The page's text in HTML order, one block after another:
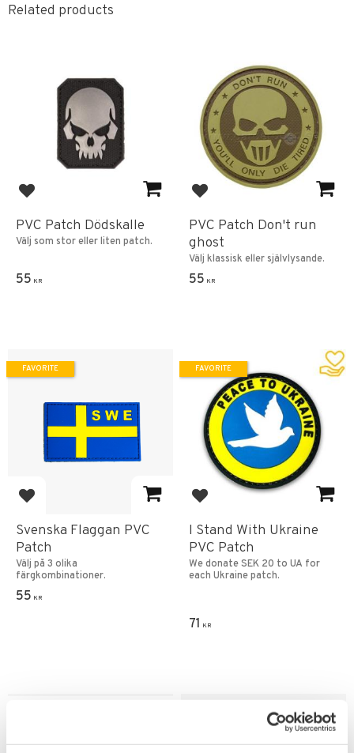
Related products
Add to favorites
PVC Patch Dödskalle
Välj som stor eller liten patch.
55 KR
Add to favorites
PVC Patch Don't run
ghost
Välj klassisk eller självlysande.
55 KR
Add to favorites
Svenska Flaggan PVC
Patch
Välj på 3 olika
färgkombinationer.
55 KR
FAVORITE
Add to favorites
I Stand With Ukraine
PVC Patch
We donate SEK 20 to UA for
each Ukraine patch.
71 KR
FAVORITE